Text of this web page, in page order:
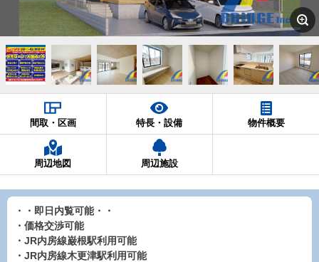
間取・区画 特長・設備 物件概要
周辺地図 周辺施設
・・即日内覧可能・・
・価格交渉可能
・JR内房線巌根駅利用可能
・JR内房線木更津駅利用可能